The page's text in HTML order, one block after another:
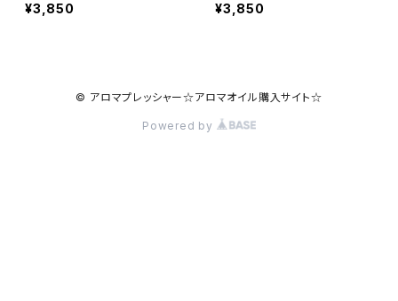
¥3,850
¥3,850
© アロマプレッシャー☆アロマオイル購入サイト☆
Powered by